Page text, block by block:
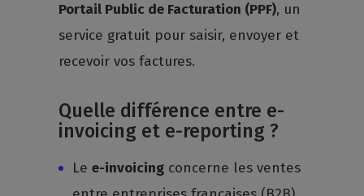
Portail Public de Facturation (PPF), un
service gratuit pour saisir, envoyer et
recevoir vos factures.
Quelle différence entre e-
invoicing et e-reporting ?
Lee-invoicing concerne les ventes